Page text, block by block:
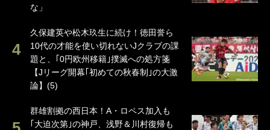
な」
久保建英や松木玖生に続け！徳田誉ら
10代の才能を使い切れないJクラブの課
題と、｢0円欧州移籍｣撲滅への処方箋
【Jリーグ開幕｢初めての秋春制｣の大激
論】(5)
群雄割拠の西日本！A・ロペス加入も
｢大迫次第｣の神戸、浅野＆川村復帰も